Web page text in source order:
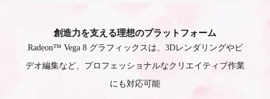
創造力を支える理想のプラットフォーム
Radeon™ Vega 8 グラフィックスは、3Dレンダリングやビ
デオ編集など、プロフェッショナルなクリエイティブ作業
にも対応可能